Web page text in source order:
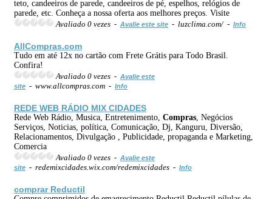
teto, candeeiros de parede, candeeiros de pé, espelhos, relógios de
parede, etc. Conheça a nossa oferta aos melhores preços. Visite
Avaliado 0 vezes - Avalie este site - luzclima.com/ - Info
AllCompras.com
Tudo em até 12x no cartão com Frete Grátis para Todo Brasil.
Confira!
Avaliado 0 vezes - Avalie este
site - www.allcompras.com - Info
REDE WEB RÁDIO MIX CIDADES
Rede Web Rádio, Musica, Entretenimento, Compras , Negócios
Serviços, Noticias, política, Comunicação, Dj, Kanguru, Diversão,
Relacionamentos, Divulgação , Publicidade, propaganda e Marketing,
Comercia
Avaliado 0 vezes - Avalie este
site - redemixcidades.wix.com/redemixcidades - Info
comprar Reductil